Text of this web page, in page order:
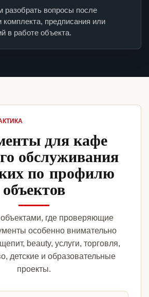
разобрать вопросы после
комплекта, предписания или
в работе объекта.
для кафе
обслуживания
по профилю
объектов
где проверяющие
особенно внимательно
beauty, услуги, торговля,
детские и образовательные
проекты.